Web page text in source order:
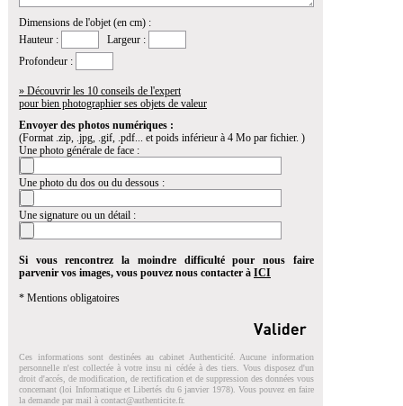
Dimensions de l'objet (en cm) :
Hauteur :
Largeur :
Profondeur :
» Découvrir les 10 conseils de l'expert
pour bien photographier ses objets de valeur
Envoyer des photos numériques :
(Format .zip, .jpg, .gif, .pdf... et poids inférieur à 4 Mo par fichier. )
Une photo générale de face :
Une photo du dos ou du dessous :
Une signature ou un détail :
Si vous rencontrez la moindre difficulté pour nous faire
parvenir vos images, vous pouvez nous contacter à ICI
* Mentions obligatoires
Ces informations sont destinées au cabinet Authenticité. Aucune information
personnelle n'est collectée à votre insu ni cédée à des tiers. Vous disposez d'un
droit d'accés, de modification, de rectification et de suppression des données vous
concernant (loi Informatique et Libertés du 6 janvier 1978). Vous pouvez en faire
la demande par mail à contact@authenticite.fr.